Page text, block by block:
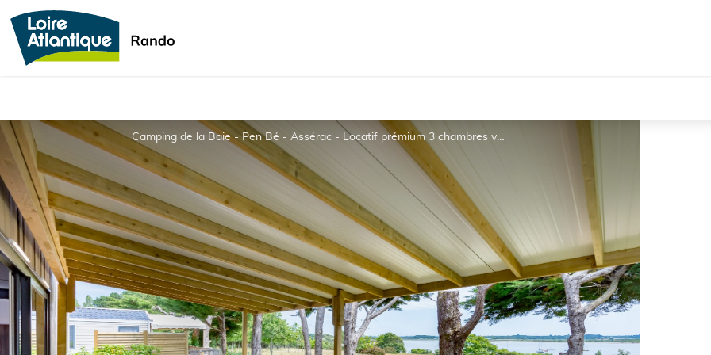
Camping de la Baie - Pen Bé - Assérac - Locatif prémium 3 chambres vue mer_1 - Camping de la Baie